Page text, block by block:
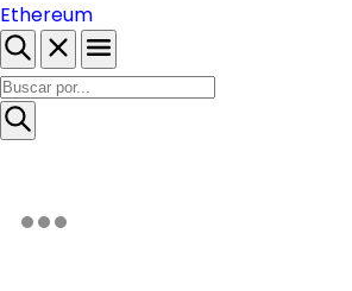
Ethereum